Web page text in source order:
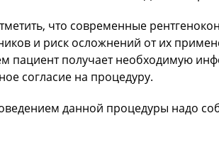
что современные
и риск осложнений от их
пациент получает необходимую
согласие на процедуру.
данной процедуры надо